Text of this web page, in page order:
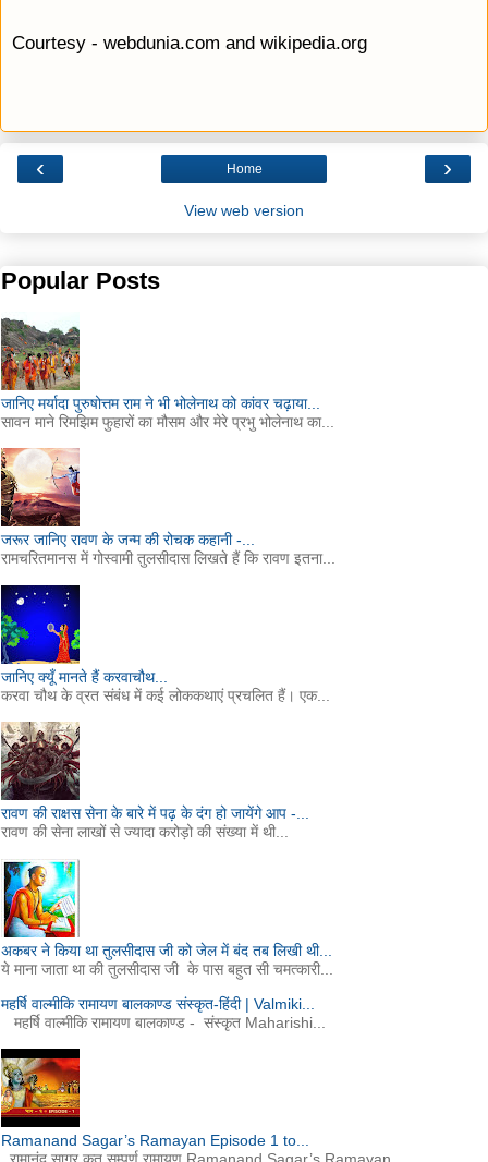
Courtesy - webdunia.com and wikipedia.org
‹ ›
Home
View web version
Popular Posts
जानिए मर्यादा पुरुषोत्तम राम ने भी भोलेनाथ को कांवर चढ़ाया...
सावन माने रिमझिम फुहारों का मौसम और मेरे प्रभु भोलेनाथ का...
जरूर जानिए रावण के जन्म की रोचक कहानी -...
रामचरितमानस में गोस्वामी तुलसीदास लिखते हैं कि रावण इतना...
जानिए क्यूँ मानते हैं करवाचौथ...
करवा चौथ के व्रत संबंध में कई लोककथाएं प्रचलित हैं। एक...
रावण की राक्षस सेना के बारे में पढ़ के दंग हो जायेंगे आप -...
रावण की सेना लाखों से ज्यादा करोड़ो की संख्या में थी...
अकबर ने किया था तुलसीदास जी को जेल में बंद तब लिखी थी...
ये माना जाता था की तुलसीदास जी के पास बहुत सी चमत्कारी...
महर्षि वाल्मीकि रामायण बालकाण्ड संस्कृत-हिंदी | Valmiki...
महर्षि वाल्मीकि रामायण बालकाण्ड - संस्कृत Maharishi...
Ramanand Sagar’s Ramayan Episode 1 to...